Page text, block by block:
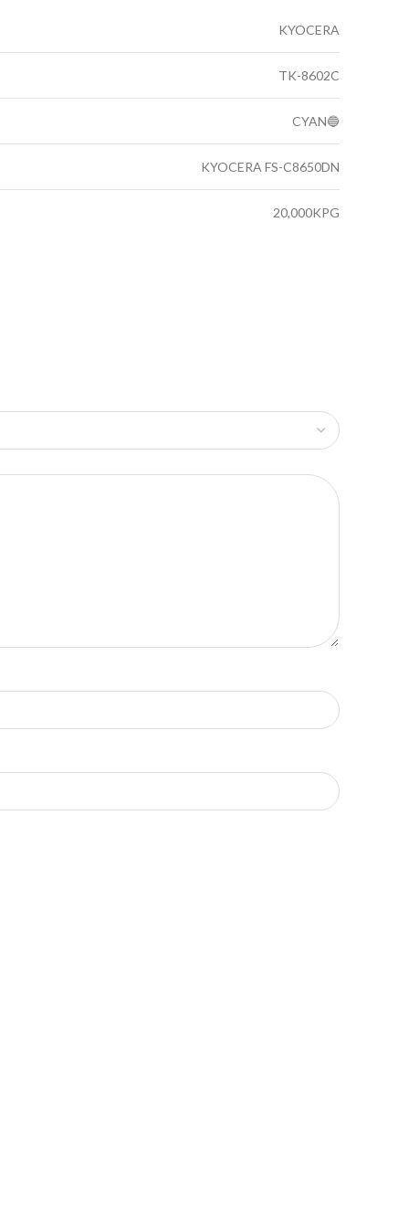
KYOCERA
TK-8602C
CYAN🔵
KYOCERA FS-C8650DN
20,000KPG